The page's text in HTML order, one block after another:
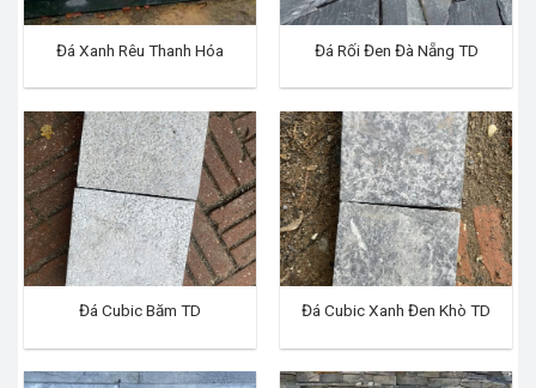
Đá Xanh Rêu Thanh Hóa Đá Rối Đen Đà Nẵng TD
Đá Cubic Băm TD Đá Cubic Xanh Đen Khò TD